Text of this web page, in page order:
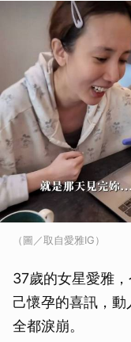
（圖／取自愛雅IG）
37歲的女星愛雅
己懷孕的喜訊，
全都淚崩。